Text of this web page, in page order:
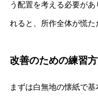
う配置を考える必要が
れると、所作全体が慌た
改善のための練習
まずは白無地の懐紙で